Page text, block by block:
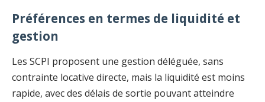
Préférences en termes de liquidité et
gestion
Les SCPI proposent une gestion déléguée, sans
contrainte locative directe, mais la liquidité est moins
rapide, avec des délais de sortie pouvant atteindre